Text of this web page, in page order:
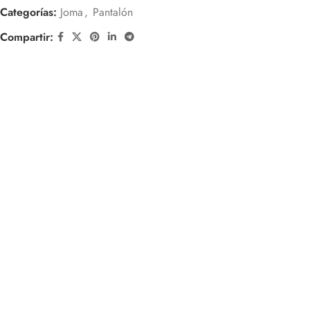
Categorías: Joma, Pantalón
Compartir: